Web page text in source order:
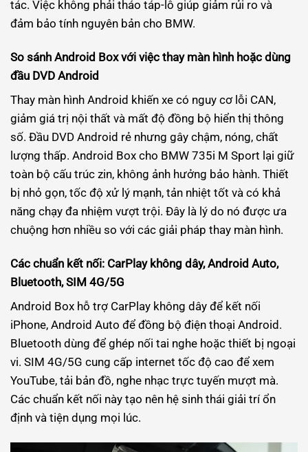
tác. Việc không phải tháo táp-lô giúp giảm rủi ro và
đảm bảo tính nguyên bản cho BMW.
So sánh Android Box với việc thay màn hình hoặc dùng
đầu DVD Android
Thay màn hình Android khiến xe có nguy cơ lỗi CAN,
giảm giá trị nội thất và mất độ đồng bộ hiển thị thông
số. Đầu DVD Android rẻ nhưng gây chậm, nóng, chất
lượng thấp. Android Box cho BMW 735i M Sport lại giữ
toàn bộ cấu trúc zin, không ảnh hưởng bảo hành. Thiết
bị nhỏ gọn, tốc độ xử lý mạnh, tản nhiệt tốt và có khả
năng chạy đa nhiệm vượt trội. Đây là lý do nó được ưa
chuộng hơn nhiều so với các giải pháp thay màn hình.
Các chuẩn kết nối: CarPlay không dây, Android Auto,
Bluetooth, SIM 4G/5G
Android Box hỗ trợ CarPlay không dây để kết nối
iPhone, Android Auto để đồng bộ điện thoại Android.
Bluetooth dùng để ghép nối tai nghe hoặc thiết bị ngoại
vi. SIM 4G/5G cung cấp internet tốc độ cao để xem
YouTube, tải bản đồ, nghe nhạc trực tuyến mượt mà.
Các chuẩn kết nối này tạo nên hệ sinh thái giải trí ổn
định và tiện dụng mọi lúc.